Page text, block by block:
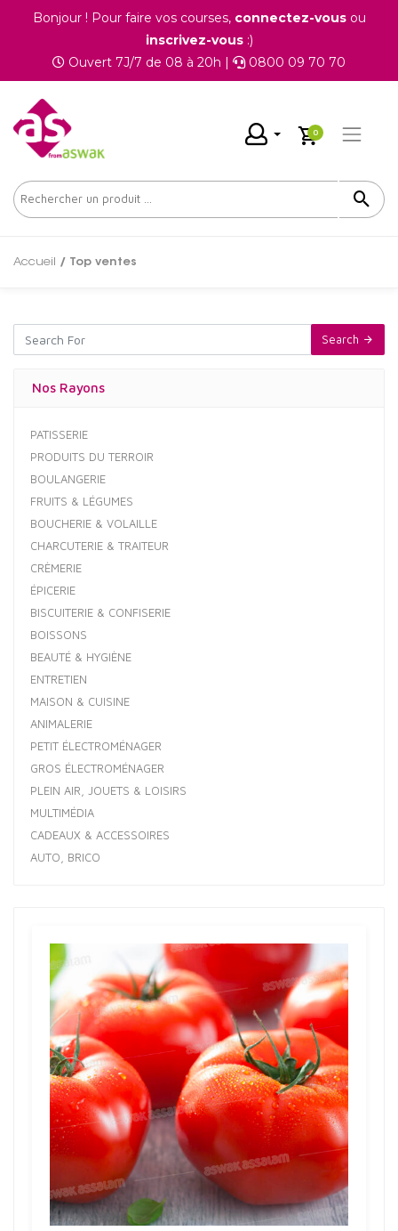
Bonjour ! Pour faire vos courses, connectez-vousou
inscrivez-vous:)
Ouvert 7J/7 de 08 à 20h |
0800 09 70 70
0
Accueil / Top ventes
Search
Nos Rayons
PATISSERIE
PRODUITS DU TERROIR
BOULANGERIE
FRUITS & LÉGUMES
BOUCHERIE & VOLAILLE
CHARCUTERIE & TRAITEUR
CRÈMERIE
ÉPICERIE
BISCUITERIE & CONFISERIE
BOISSONS
BEAUTÉ & HYGIÈNE
ENTRETIEN
MAISON & CUISINE
ANIMALERIE
PETIT ÉLECTROMÉNAGER
GROS ÉLECTROMÉNAGER
PLEIN AIR, JOUETS & LOISIRS
MULTIMÉDIA
CADEAUX & ACCESSOIRES
AUTO, BRICO